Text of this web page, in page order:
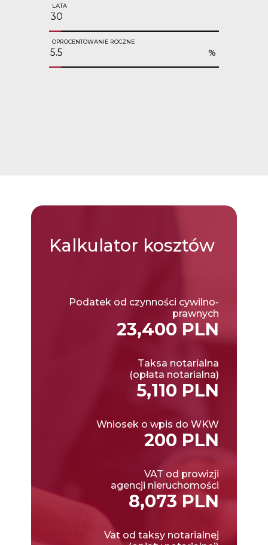
LATA
OPROCENTOWANIE ROCZNE
%
Kalkulator kosztów
Podatek od czynności cywilno-
prawnych
23,400 PLN
Taksa notarialna
(opłata notarialna)
5,110 PLN
Wniosek o wpis do WKW
200 PLN
VAT od prowizji
agencji nieruchomości
8,073 PLN
Vat od taksy notarialnej